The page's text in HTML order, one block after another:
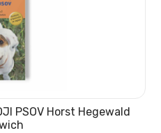
PSOV Horst Hegewald